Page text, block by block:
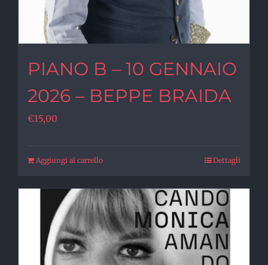
PIANO B – 10 GENNAIO
2026 – BEPPE BRAIDA
€15,00
Aggiungi al carrello Dettagli